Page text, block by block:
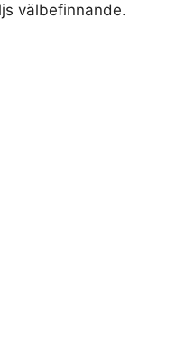
välbefinnande.